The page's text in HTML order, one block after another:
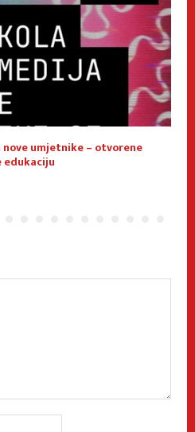
nove umjetnike – otvorene
edukaciju